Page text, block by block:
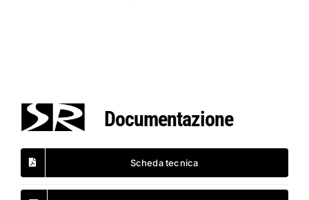
Documentazione
Scheda tecnica